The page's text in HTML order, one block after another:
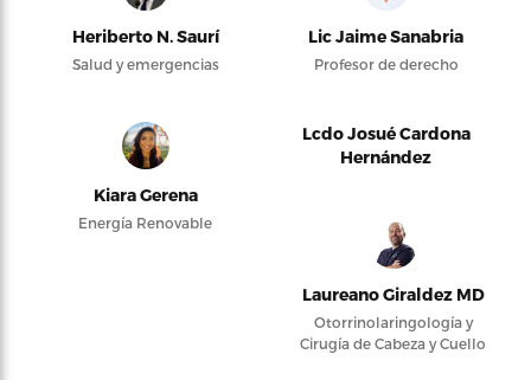
Heriberto N. Saurí
Salud y emergencias
Lic Jaime Sanabria
Profesor de derecho
Kiara Gerena
Energía Renovable
Lcdo Josué Cardona
Hernández
Laureano Giraldez MD
Otorrinolaringología y
Cirugía de Cabeza y Cuello